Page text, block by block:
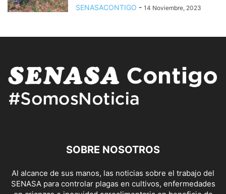
SENASACONTIGO - 14 Noviembre, 2023
SOBRE NOSOTROS
Al alcance de sus manos, las noticias sobre el trabajo del
SENASA para controlar plagas en cultivos, enfermedades